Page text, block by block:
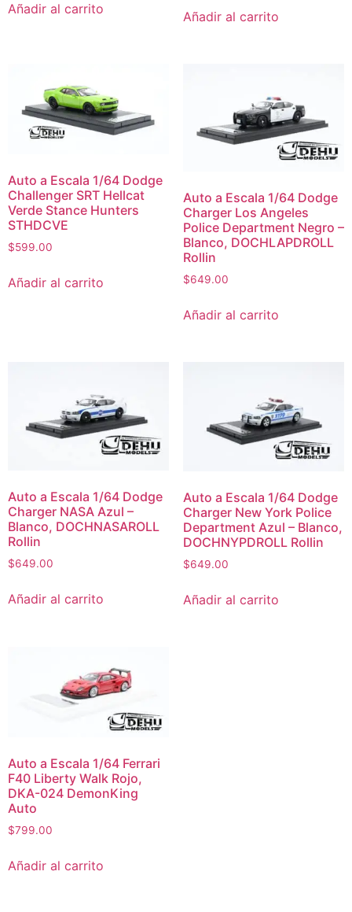
Añadir al carrito Añadir al carrito
Auto a Escala 1/64 Dodge
Challenger SRT Hellcat
Verde Stance Hunters
STHDCVE
$599.00
Añadir al carrito
Auto a Escala 1/64 Dodge
Charger Los Angeles
Police Department Negro –
Blanco, DOCHLAPDROLL
Rollin
$649.00
Añadir al carrito
Auto a Escala 1/64 Dodge
Charger NASA Azul –
Blanco, DOCHNASAROLL
Rollin
$649.00
Añadir al carrito
Auto a Escala 1/64 Dodge
Charger New York Police
Department Azul – Blanco,
DOCHNYPDROLL Rollin
$649.00
Añadir al carrito
Auto a Escala 1/64 Ferrari
F40 Liberty Walk Rojo,
DKA-024 DemonKing
Auto
$799.00
Añadir al carrito